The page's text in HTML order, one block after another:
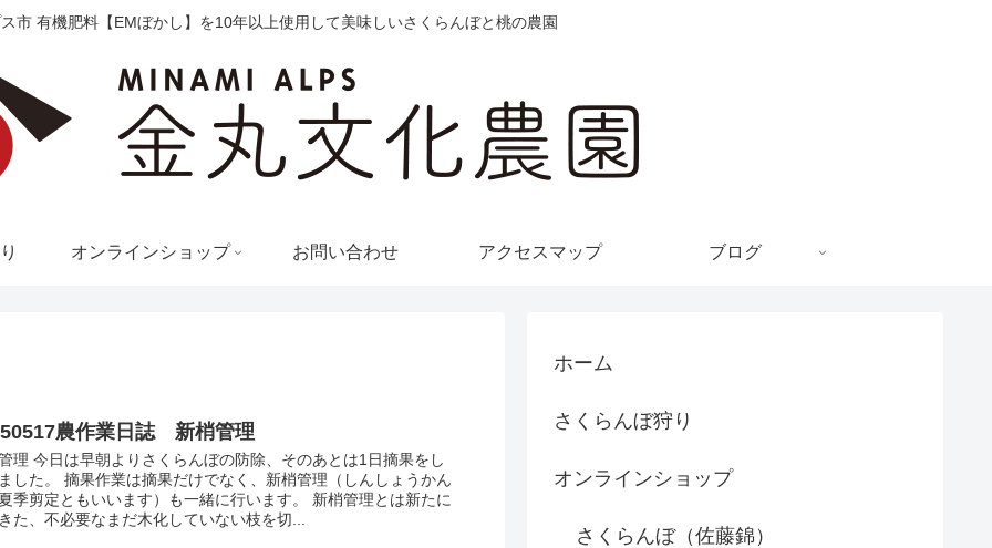
市 有機肥料【EMぼかし】を10年以上使用して美味しいさくらんぼと桃の農園
オンラインショップ お問い合わせ アクセスマップ ブログ
農作業日誌 新梢管理
理 今日は早朝よりさくらんぼの防除、そのあとは1日摘果をし
した。 摘果作業は摘果だけでなく、新梢管理（しんしょうかん
季剪定ともいいます）も一緒に行います。 新梢管理とは新たに
た、不必要なまだ木化していない枝を切...
ホーム
さくらんぼ狩り
オンラインショップ
さくらんぼ（佐藤錦）